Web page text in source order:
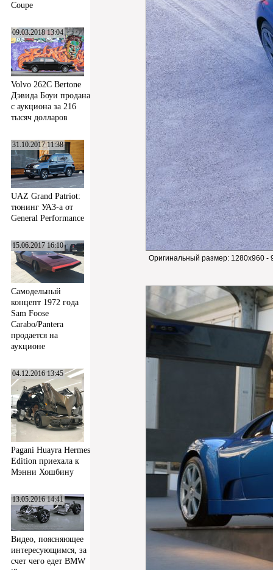
Coupe
09.03.2018 13:04
Volvo 262C Bertone
Дэвида Боуи продана
с аукциона за 216
тысяч долларов
31.10.2017 11:38
UAZ Grand Patriot:
тюнинг УАЗ-а от
General Performance
15.06.2017 16:10
Самодельный
концепт 1972 года
Sam Foose
Carabo/Pantera
продается на
аукционе
04.12.2016 13:45
Pagani Huayra Hermes
Edition приехала к
Мэнни Хошбину
13.05.2016 14:41
Видео, поясняющее
интересующимся, за
счет чего едет BMW
Оригинальный размер: 1280x960 -